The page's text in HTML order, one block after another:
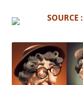
SOURCE :